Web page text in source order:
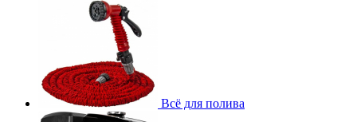
Всё для полива